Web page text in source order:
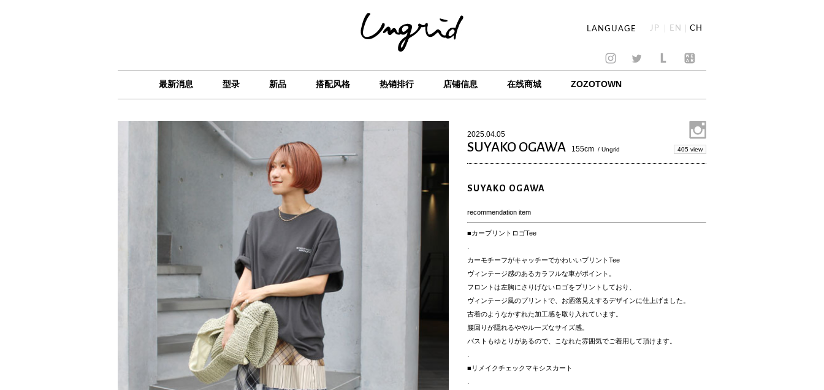
LANGUAGE JP EN CH
最新消息 型录 新品 搭配风格 热销排行 店铺信息 在线商城 ZOZOTOWN
2025.04.05
SUYAKO OGAWA 155cm / Ungrid 405 view
SUYAKO OGAWA
recommendation item
■カープリントロゴTee
カーモチーフがキャッチーでかわいいプリントTee
ヴィンテージ感のあるカラフルな車がポイント。
フロントは左胸にさりげないロゴをプリントしており、
ヴィンテージ風のプリントで、お洒落見えするデザインに仕上げました。
古着のようなかすれた加工感を取り入れています。
腰回りが隠れるややルーズなサイズ感。
バストもゆとりがあるので、こなれた雰囲気でご着用して頂けます。
■リメイクチェックマキシスカート